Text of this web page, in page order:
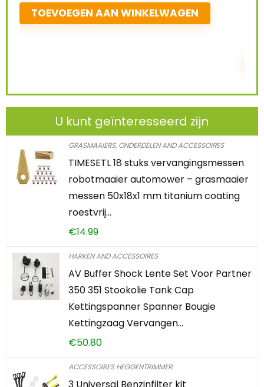
0 2 1 9 5 0 4
U kunt geïnteresseerd zijn
GRASMAAIERS, ONDERDELEN AND ACCESSOIRES
TIMESETL 18 stuks vervangingsmessen
robotmaaier automower – grasmaaier
messen 50x18x1 mm titanium coating
roestvrij…
€14.99
HARKEN AND ACCESSOIRES
AV Buffer Shock Lente Set Voor Partner
350 351 Stookolie Tank Cap
Kettingspanner Spanner Bougie
Kettingzaag Vervangen…
€50.80
ACCESSOIRES HEGGENTRIMMER